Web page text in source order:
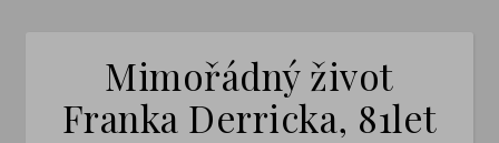
Mimořádný život
Franka Derricka, 81let